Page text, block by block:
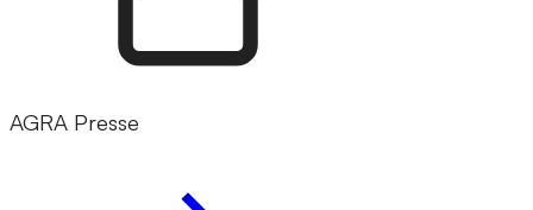
AGRA Presse